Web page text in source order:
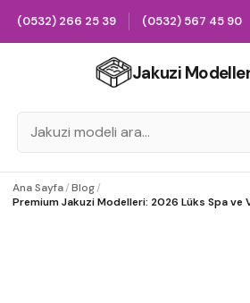
(0532) 266 25 39 (0532) 567 45 90
Jakuzi
Ana Sayfa/Blog/
Premium Jakuzi Modelleri: 2026 Lüks Spa ve